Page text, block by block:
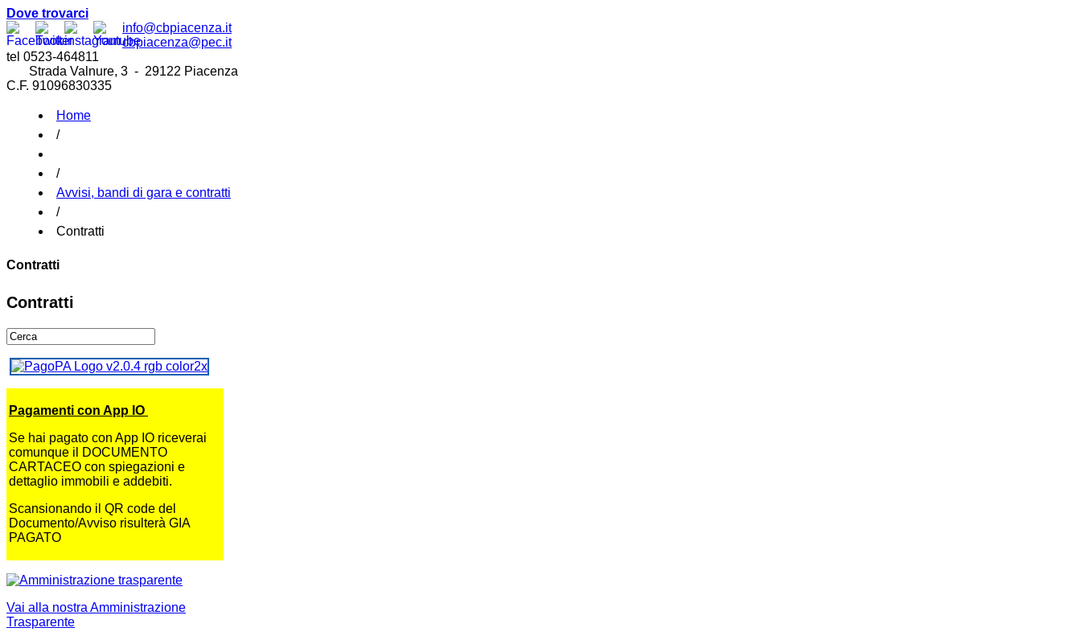
Dove trovarci
info@cbpiacenza.it
cbpiacenza@pec.it
tel 0523-464811
Strada Valnure, 3 - 29122 Piacenza
C.F. 91096830335
Home
/
/
Avvisi, bandi di gara e contratti
/
Contratti
Contratti
Contratti
Pagamenti con App IO
Se hai pagato con App IO riceverai
comunque il DOCUMENTO
CARTACEO con spiegazioni e
dettaglio immobili e addebiti.
Scansionando il QR code del
Documento/Avviso risulterà GIA
PAGATO
Vai alla nostra Amministrazione
Trasparente